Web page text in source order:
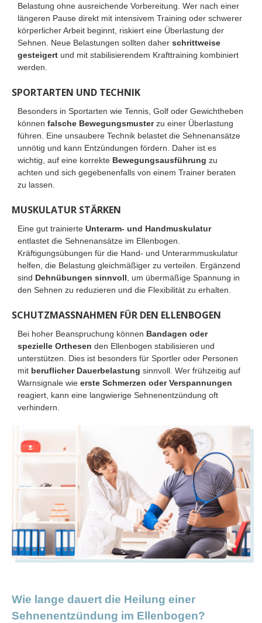
Belastung ohne ausreichende Vorbereitung. Wer nach einer
längeren Pause direkt mit intensivem Training oder schwerer
körperlicher Arbeit beginnt, riskiert eine Überlastung der
Sehnen. Neue Belastungen sollten daher schrittweise
gesteigert und mit stabilisierendem Krafttraining kombiniert
werden.
SPORTARTEN UND TECHNIK
Besonders in Sportarten wie Tennis, Golf oder Gewichtheben
können falsche Bewegungsmusterzu einer Überlastung
führen. Eine unsaubere Technik belastet die Sehnenansätze
unnötig und kann Entzündungen fördern. Daher ist es
wichtig, auf eine korrekte Bewegungsausführung zu
achten und sich gegebenenfalls von einem Trainer beraten
zu lassen.
MUSKULATUR STÄRKEN
Eine gut trainierte Unterarm- und Handmuskulatur
entlastet die Sehnenansätze im Ellenbogen.
Kräftigungsübungen für die Hand- und Unterarmmuskulatur
helfen, die Belastung gleichmäßiger zu verteilen. Ergänzend
sind Dehnübungen sinnvoll , um übermäßige Spannung in
den Sehnen zu reduzieren und die Flexibilität zu erhalten.
SCHUTZMASSNAHMEN FÜR DEN ELLENBOGEN
Bei hoher Beanspruchung können Bandagen oder
spezielle Orthesen den Ellenbogen stabilisieren und
unterstützen. Dies ist besonders für Sportler oder Personen
mit beruflicher Dauerbelastung sinnvoll. Wer frühzeitig auf
Warnsignale wie erste Schmerzen oder Verspannungen
reagiert, kann eine langwierige Sehnenentzündung oft
verhindern.
Wie lange dauert die Heilung einer
Sehnenentzündung im Ellenbogen?